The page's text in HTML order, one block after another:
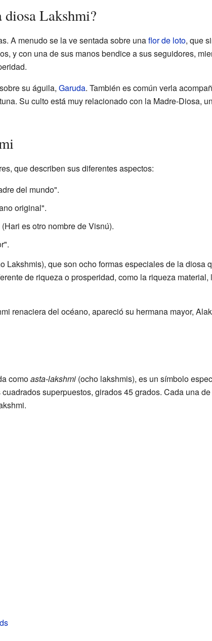
diosa Lakshmi?
A menudo se la ve sentada sobre unaflor de loto, que
y con una de sus manos bendice a sus seguidores,
su águila, Garuda. También es común verla
Su culto está muy relacionado con la Madre-Diosa,
que describen sus diferentes aspectos:
del mundo".
original".
es otro nombre de Visnú).
Lakshmis), que son ocho formas especiales de la diosa
de riqueza o prosperidad, como la riqueza
renaciera del océano, apareció su hermana mayor,
comoasta-lakshmi(ocho lakshmis), es un símbolo
superpuestos, girados 45 grados. Cada una